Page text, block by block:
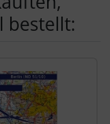
bestellt: